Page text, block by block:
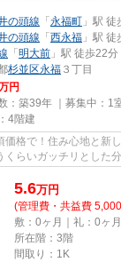
の頭線 「永福町 」駅 徒
の頭線 「西永福 」駅 徒
「明大前 」駅 徒歩22分
杉並区永福 ３丁目
円
：築39年 ｜募集中： 1
4階建
格で！住み心地と新
らいガッチリとした
、部...
5.6万円
(管理費・共益費
敷：0ヶ月｜礼：0ヶ月
所在階：3階
間取り：1K